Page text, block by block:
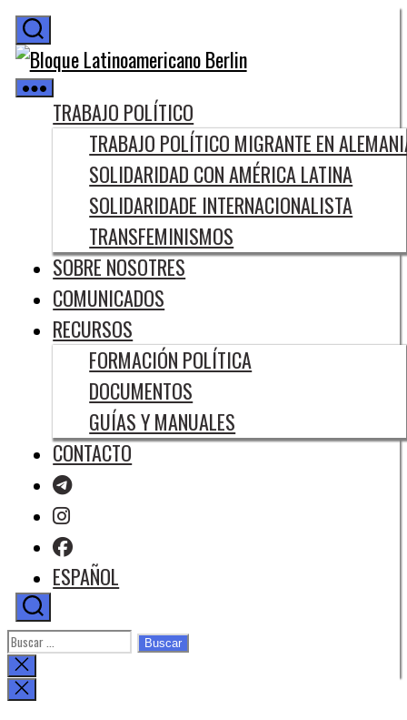
Saltar
al
contenido
Bloque
Latinoamericano
TRABAJO POLÍTICO
TRABAJO POLÍTICO MIGRANTE EN
SOLIDARIDAD CON AMÉRICA LATINA
SOLIDARIDADE INTERNACIONALISTA
TRANSFEMINISMOS
SOBRE NOSOTRES
COMUNICADOS
RECURSOS
FORMACIÓN POLÍTICA
DOCUMENTOS
GUÍAS Y MANUALES
CONTACTO
ESPAÑOL
Buscar:
Cerrar
la
búsqueda